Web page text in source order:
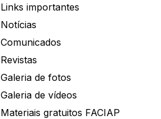
Links importantes
Notícias
Comunicados
Revistas
Galeria de fotos
Galeria de vídeos
Materiais gratuitos FACIAP